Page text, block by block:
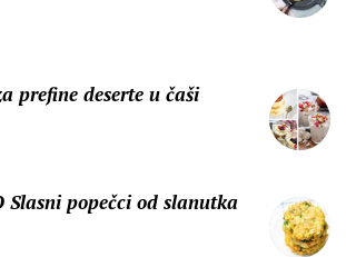
prefine deserte u čaši
Slasni popečci od slanutka